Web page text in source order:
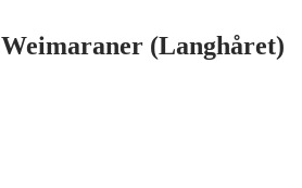
Weimaraner (Langhåret)